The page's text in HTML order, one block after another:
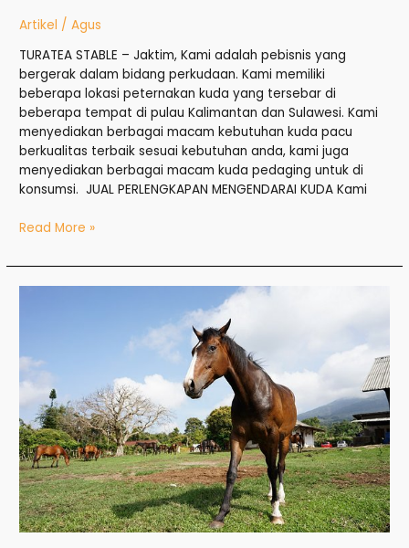
Artikel /Agus
TURATEA STABLE – Jaktim, Kami adalah pebisnis yang
bergerak dalam bidang perkudaan. Kami memiliki
beberapa lokasi peternakan kuda yang tersebar di
beberapa tempat di pulau Kalimantan dan Sulawesi. Kami
menyediakan berbagai macam kebutuhan kuda pacu
berkualitas terbaik sesuai kebutuhan anda, kami juga
menyediakan berbagai macam kuda pedaging untuk di
konsumsi. JUAL PERLENGKAPAN MENGENDARAI KUDA Kami
Read More »
Jakut